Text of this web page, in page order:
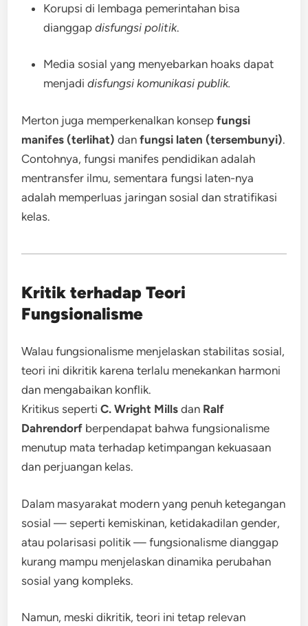
Korupsi di lembaga pemerintahan bisa
dianggapdisfungsi politik.
Media sosial yang menyebarkan hoaks dapat
menjadidisfungsi komunikasi publik.
Merton juga memperkenalkan konsepfungsi
manifes (terlihat) danfungsi laten (tersembunyi).
Contohnya, fungsi manifes pendidikan adalah
mentransfer ilmu, sementara fungsi laten-nya
adalah memperluas jaringan sosial dan stratifikasi
kelas.
Kritik terhadap Teori
Fungsionalisme
Walau fungsionalisme menjelaskan stabilitas sosial,
teori ini dikritik karena terlalu menekankan harmoni
dan mengabaikan konflik.
Kritikus sepertiC. Wright Mills dan Ralf
Dahrendorf berpendapat bahwa fungsionalisme
menutup mata terhadap ketimpangan kekuasaan
dan perjuangan kelas.
Dalam masyarakat modern yang penuh ketegangan
sosial — seperti kemiskinan, ketidakadilan gender,
atau polarisasi politik — fungsionalisme dianggap
kurang mampu menjelaskan dinamika perubahan
sosial yang kompleks.
Namun, meski dikritik, teori ini tetap relevan